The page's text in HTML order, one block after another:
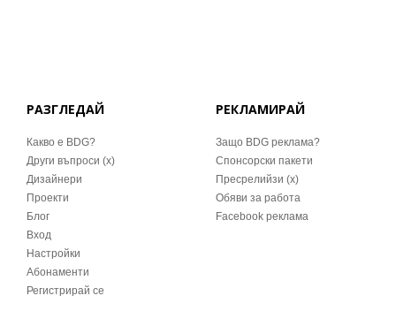
РАЗГЛЕДАЙ
Какво е BDG?
Други въпроси (x)
Дизайнери
Проекти
Блог
Вход
Настройки
Абонаменти
Регистрирай се
РЕКЛАМИРАЙ
Защо BDG реклама?
Спонсорски пакети
Пресрелийзи (x)
Обяви за работа
Facebook реклама